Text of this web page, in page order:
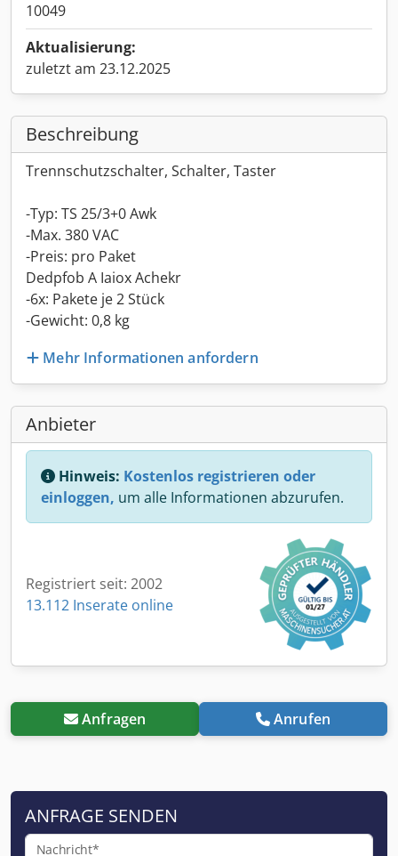
10049
Aktualisierung:
zuletzt am 23.12.2025
Beschreibung
Trennschutzschalter, Schalter, Taster
-Typ: TS 25/3+0 Awk
-Max. 380 VAC
-Preis: pro Paket
Dedpfob A Iaiox Achekr
-6x: Pakete je 2 Stück
-Gewicht: 0,8 kg
Mehr Informationen anfordern
Anbieter
Hinweis: Kostenlos registrieren oder
einloggen, um alle Informationen abzurufen.
Registriert seit: 2002
13.112 Inserate online
Anfragen Anrufen
ANFRAGE SENDEN
Nachricht*